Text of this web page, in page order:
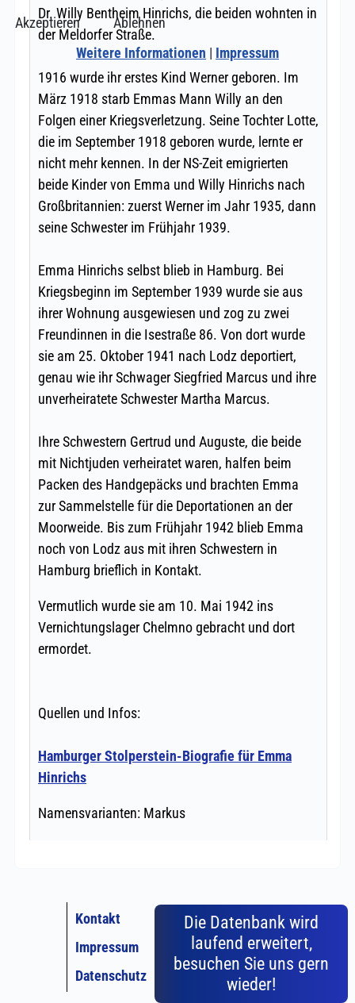
Kontakt
Impressum
Datenschutz
Die Datenbank wird
laufend erweitert,
besuchen Sie uns gern
wieder!
Akzeptieren
Ablehnen
Weitere Informationen | Impressum